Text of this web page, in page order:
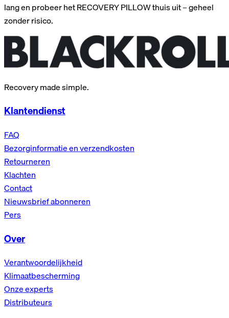
lang en probeer het RECOVERY PILLOW thuis uit – geheel
zonder risico.
Recovery made simple.
Klantendienst
FAQ
Bezorginformatie en verzendkosten
Retourneren
Klachten
Contact
Nieuwsbrief abonneren
Pers
Over
Verantwoordelijkheid
Klimaatbescherming
Onze experts
Distributeurs